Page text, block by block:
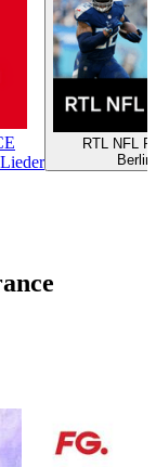
RTL NFL
Berlin